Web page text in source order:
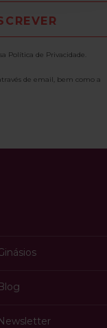
Política de Privacidade.
de email, bem como a